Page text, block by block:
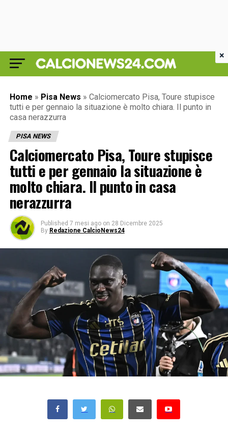
Home » Pisa News » Calciomercato Pisa, Toure stupisce
tutti e per gennaio la situazione è molto chiara. Il punto in
casa nerazzurra
PISA NEWS
Calciomercato Pisa, Toure stupisce
tutti e per gennaio la situazione è
molto chiara. Il punto in casa
nerazzurra
Published 7 mesi ago on 28 Dicembre 2025
By Redazione CalcioNews24
×